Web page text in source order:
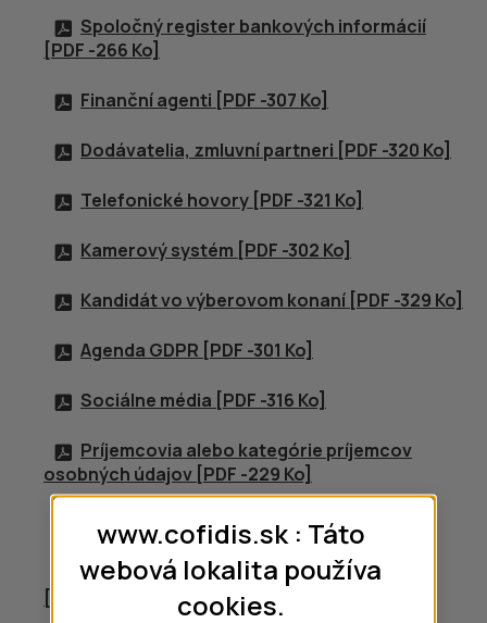
Spoločný register bankových informácií
[PDF -266 Ko]
Finanční agenti [PDF -307 Ko]
Dodávatelia, zmluvní partneri [PDF -320 Ko]
Telefonické hovory [PDF -321 Ko]
Kamerový systém [PDF -302 Ko]
Kandidát vo výberovom konaní [PDF -329 Ko]
Agenda GDPR [PDF -301 Ko]
Sociálne média [PDF -316 Ko]
Príjemcovia alebo kategórie príjemcov
osobných údajov [PDF -229 Ko]
Práva dotknutých osôb [ PDF-352 Ko]
Zásady používania súborov cookies
[
www.cofidis.sk : Táto
webová lokalita používa
cookies.